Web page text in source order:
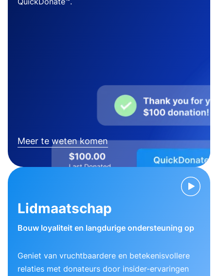
Meer te weten komen
Lidmaatschap
Bouw loyaliteit en langdurige ondersteuning op
Geniet van vruchtbaardere en betekenisvollere
relaties met donateurs door insider-ervaringen